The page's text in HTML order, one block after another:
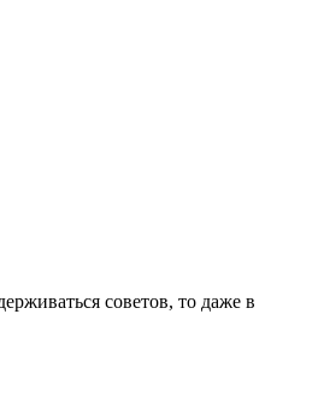
советов, то даже в